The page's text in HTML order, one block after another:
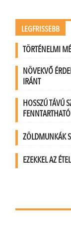
LEGFRISSEBB
TÖRTÉNELMI
NÖVEKVŐ
IRÁNT
HOSSZÚ TÁVÚ
ZÖLDMUNKÁK
EZEKKEL AZ